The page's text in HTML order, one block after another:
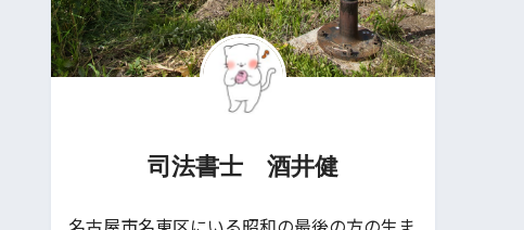
司法書士 酒井健